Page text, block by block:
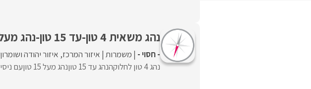
נהג משאית 4 טון-עד 15 טון-נהג מעל 15 טון
- חסוי - משמרות איזור המרכז איזור יהודה ושומרון
נהג 4 טון לחלוקהנהג עד 15 טוןנהג מעל 15 טוןעם ניסיון לפחות שנה